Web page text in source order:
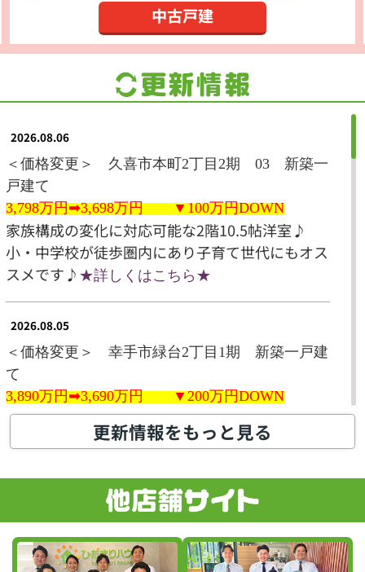
中古戸建
2026.08.06
＜価格変更＞ 久喜市本町2丁目2期 03 新築一
戸建て
3,798万円➡3,698万円 ▼100万円DOWN
家族構成の変化に対応可能な2階10.5帖洋室♪
小・中学校が徒歩圏内にあり子育て世代にもオス
スメです♪ ★詳しくはこちら ★
2026.08.05
＜価格変更＞ 幸手市緑台2丁目1期
新築一戸建
て
3,890万円➡3,690万円 ▼200万円DOWN
人気の角地でゆったりとした平屋建てのお家♪土
間収納はベビーカーやゴルフバック、アウトドア
＜価格変更＞ 久喜市南7期 02
新築一戸建
て
更新情報をもっと見る